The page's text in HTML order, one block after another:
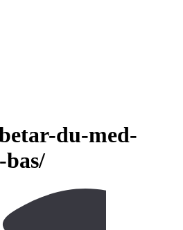
du-med-